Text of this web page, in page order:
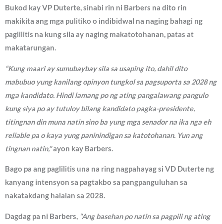
Bukod kay VP Duterte, sinabi rin ni Barbers na dito rin
makikita ang mga pulitiko o indibidwal na naging bahagi ng
paglilitis na kung sila ay naging makatotohanan, patas at
makatarungan.
“Kung maari ay sumubaybay sila sa usaping ito, dahil dito
mabubuo yung kanilang opinyon tungkol sa pagsuporta sa 2028 ng
mga kandidato. Hindi lamang po ng ating pangalawang pangulo
kung siya po ay tutuloy bilang kandidato pagka-presidente,
titingnan din muna natin sino ba yung mga senador na ika nga eh
reliable pa o kaya yung paninindigan sa katotohanan. Yun ang
tingnan natin,”ayon kay Barbers.
Bago pa ang paglilitis una na ring nagpahayag si VD Duterte ng
kanyang intensyon sa pagtakbo sa pangpanguluhan sa
nakatakdang halalan sa 2028.
Dagdag pa ni Barbers, “Ang basehan po natin sa pagpili ng ating